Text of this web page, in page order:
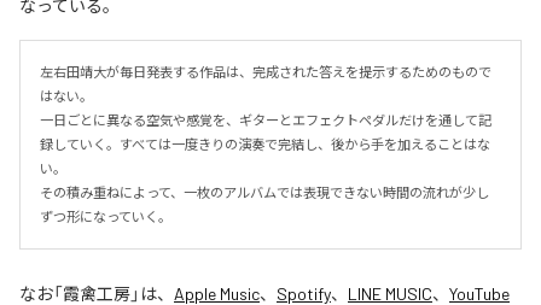
なっている。
左右田靖大が毎日発表する作品は、完成された答えを提示するためのもので
はない。
一日ごとに異なる空気や感覚を、ギターとエフェクトペダルだけを通して記
録していく。すべては一度きりの演奏で完結し、後から手を加えることはな
い。
その積み重ねによって、一枚のアルバムでは表現できない時間の流れが少し
ずつ形になっていく。
なお「霞禽工房」は、 Apple Music、 Spotify、 LINE MUSIC、 YouTube